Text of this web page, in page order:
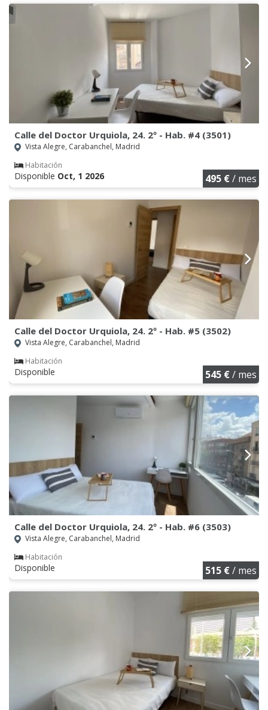
Calle del Doctor Urquiola, 24. 2º - Hab. #4 (3501)
Vista Alegre, Carabanchel, Madrid
Habitación
Disponible Oct, 1 2026 495 €/ mes
Calle del Doctor Urquiola, 24. 2º - Hab. #5 (3502)
Vista Alegre, Carabanchel, Madrid
Habitación
Disponible 545 €/ mes
Calle del Doctor Urquiola, 24. 2º - Hab. #6 (3503)
Vista Alegre, Carabanchel, Madrid
Habitación
Disponible 515 €/ mes